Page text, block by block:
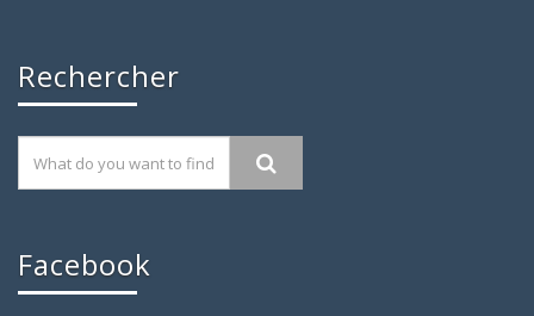
Rechercher
Facebook